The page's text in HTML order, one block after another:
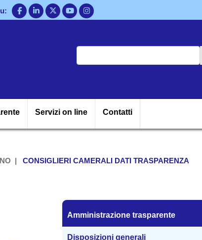
principale
Servizi on line Contatti
CONSIGLIERI CAMERALI DATI TRASPARENZA
Amministrazione
Amministrazione trasparente
Disposizioni generali